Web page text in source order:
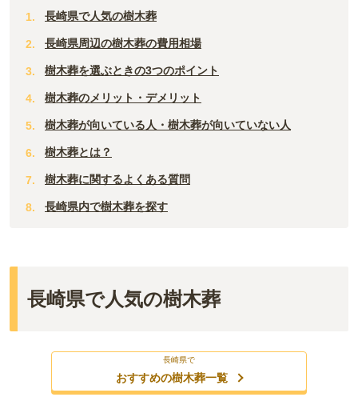
長崎県で人気の樹木葬
長崎県周辺の樹木葬の費用相場
樹木葬を選ぶときの3つのポイント
樹木葬のメリット・デメリット
樹木葬が向いている人・樹木葬が向いていない人
樹木葬とは？
樹木葬に関するよくある質問
長崎県内で樹木葬を探す
長崎県で人気の樹木葬
長崎県で
おすすめの樹木葬一覧